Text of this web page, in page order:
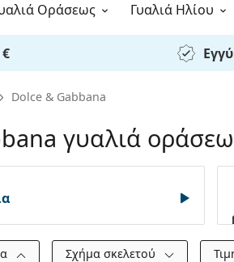
Οράσεως Γυαλιά Ηλίου
Dolce & Gabbana
γυαλιά
Σχήμα σκελετού